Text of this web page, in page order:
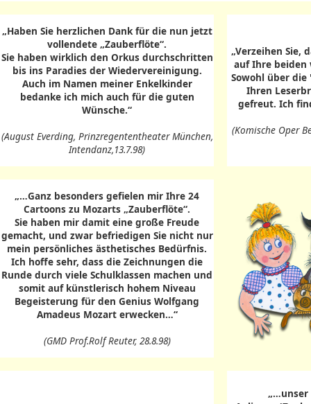
„Haben Sie herzlichen Dank für die nun jetzt
vollendete „Zauberflöte“.
Sie haben wirklich den Orkus durchschritten
bis ins Paradies der Wiedervereinigung.
Auch im Namen meiner Enkelkinder
bedanke ich mich auch für die guten
Wünsche.“
(August Everding, Prinzregententheater München,
Intendanz,13.7.98)
„Verzeihen Sie,
auf Ihre beiden
Sowohl über
Ihren
gefreut. Ich
(Komische Oper
„…Ganz besonders gefielen mir Ihre 24
Cartoons zu Mozarts „Zauberflöte“.
Sie haben mir damit eine große Freude
gemacht, und zwar befriedigen Sie nicht nur
mein persönliches ästhetisches Bedürfnis.
Ich hoffe sehr, dass die Zeichnungen die
Runde durch viele Schulklassen machen und
somit auf künstlerisch hohem Niveau
Begeisterung für den Genius Wolfgang
Amadeus Mozart erwecken…“
(GMD Prof.Rolf Reuter, 28.8.98)
„…unser